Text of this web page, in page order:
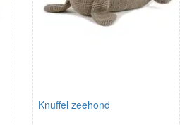
Knuffel zeehond